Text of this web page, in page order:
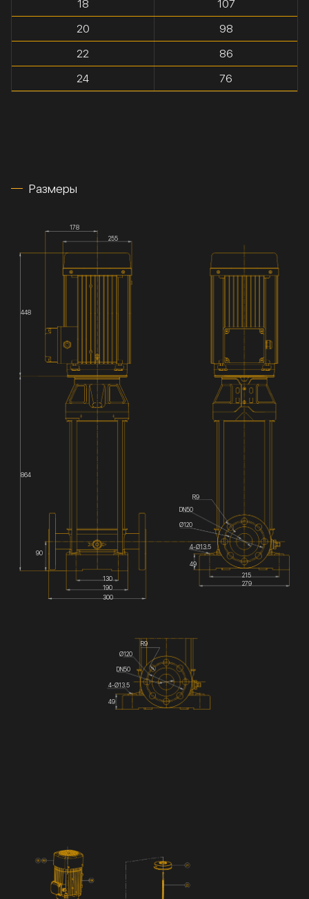
18
107
20
98
22
86
24
76
Размеры
DN50
178
255
448
864
90
130
190
300
215
279
49
4-Ø13.5
Ø120
R9
DN50
R9
Ø120
4-Ø13.5
49